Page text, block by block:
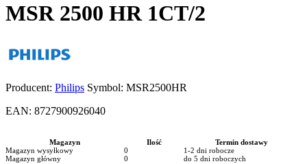
MSR 2500 HR 1CT/2
Producent: Philips Symbol: MSR2500HR
EAN: 8727900926040
Magazyn Ilość
Termin dostawy
Magazyn wysyłkowy
0
1-2 dni robocze
Magazyn główny
0 do 5 dni roboczych